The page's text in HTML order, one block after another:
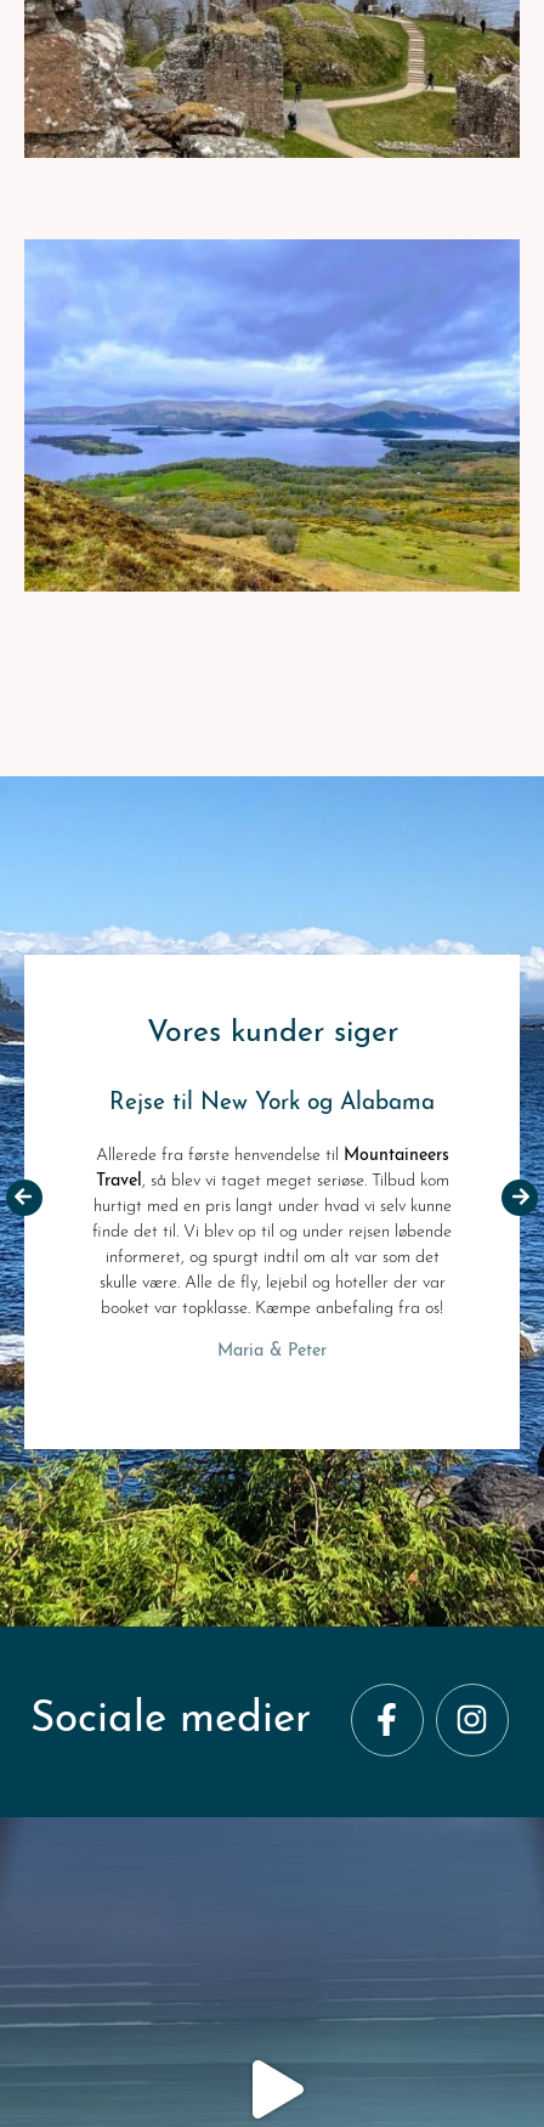
Vores kunder siger
Rejse til New York og Alabama
Allerede fra første henvendelse til
Mountaineers
Travel , så blev vi taget meget seriøse. Tilbud kom
hurtigt med en pris langt under hvad vi selv kunne
finde det til. Vi blev op til og under rejsen løbende
informeret, og spurgt indtil om alt var som det
skulle være. Alle de fly, lejebil og hoteller der var
booket var topklasse. Kæmpe anbefaling fra os!
Maria & Peter
Sociale medier